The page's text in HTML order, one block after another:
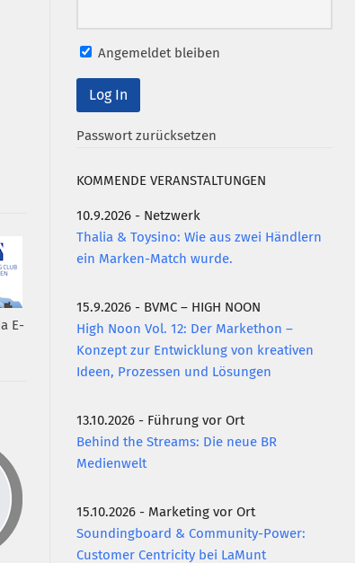
Angemeldet bleiben
Passwort zurücksetzen
KOMMENDE VERANSTALTUNGEN
10.9.2026 - Netzwerk
Thalia & Toysino: Wie aus zwei Händlern
ein Marken-Match wurde.
15.9.2026 - BVMC – HIGH NOON
High Noon Vol. 12: Der Markethon –
Konzept zur Entwicklung von kreativen
Ideen, Prozessen und Lösungen
13.10.2026 - Führung vor Ort
Behind the Streams: Die neue BR
Medienwelt
15.10.2026 - Marketing vor Ort
Soundingboard & Community-Power:
Customer Centricity bei LaMunt
E-